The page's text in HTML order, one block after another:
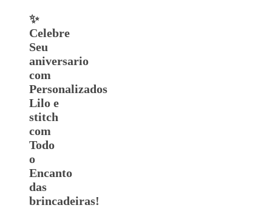
✨
Celebre
Seu
aniversario
com
Personalizados
Lilo e
stitch
com
Todo
o
Encanto
das
brincadeiras!